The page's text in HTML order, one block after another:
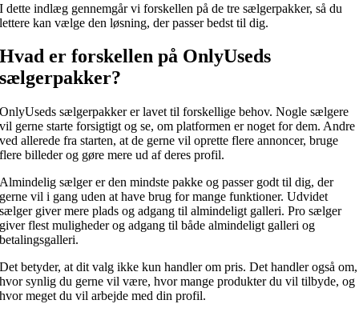
I dette indlæg gennemgår vi forskellen på de tre sælgerpakker, så du
lettere kan vælge den løsning, der passer bedst til dig.
Hvad er forskellen på OnlyUseds
sælgerpakker?
OnlyUseds sælgerpakker er lavet til forskellige behov. Nogle sælgere
vil gerne starte forsigtigt og se, om platformen er noget for dem. Andre
ved allerede fra starten, at de gerne vil oprette flere annoncer, bruge
flere billeder og gøre mere ud af deres profil.
Almindelig sælger er den mindste pakke og passer godt til dig, der
gerne vil i gang uden at have brug for mange funktioner. Udvidet
sælger giver mere plads og adgang til almindeligt galleri. Pro sælger
giver flest muligheder og adgang til både almindeligt galleri og
betalingsgalleri.
Det betyder, at dit valg ikke kun handler om pris. Det handler også om,
hvor synlig du gerne vil være, hvor mange produkter du vil tilbyde, og
hvor meget du vil arbejde med din profil.